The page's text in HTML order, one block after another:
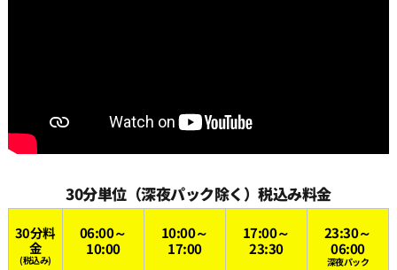
30分単位（深夜パック除く）税込み料金
30分料
金
(税込み)
06:00～
10:00
10:00～
17:00
17:00～
23:30
23:30～
06:00
深夜パック